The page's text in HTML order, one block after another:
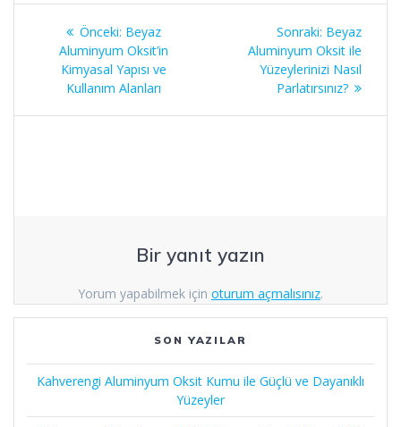
Yazı
gezinmesi
Önceki: Önceki
yazı:
Beyaz
Aluminyum Oksit’in
Kimyasal Yapısı ve
Kullanım Alanları
Sonraki: Sonraki
yazı:
Beyaz
Aluminyum Oksit ile
Yüzeylerinizi Nasıl
Parlatırsınız?
Bir yanıt yazın
Yorum yapabilmek için oturum açmalısınız.
SON YAZILAR
Kahverengi Aluminyum Oksit Kumu ile Güçlü ve Dayanıklı
Yüzeyler